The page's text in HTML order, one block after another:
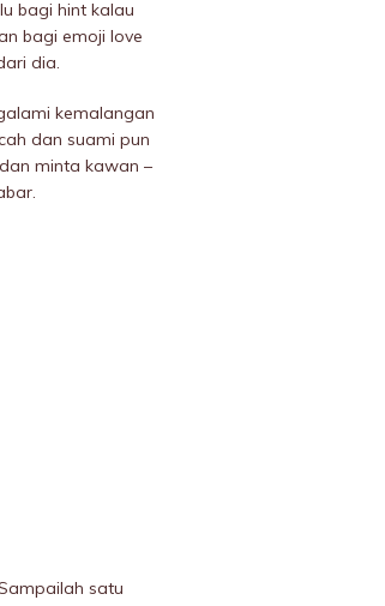
bagi hint kalau
bagi emoji love
dia.
kemaIangan
dan suami pun
minta kawan –
satu